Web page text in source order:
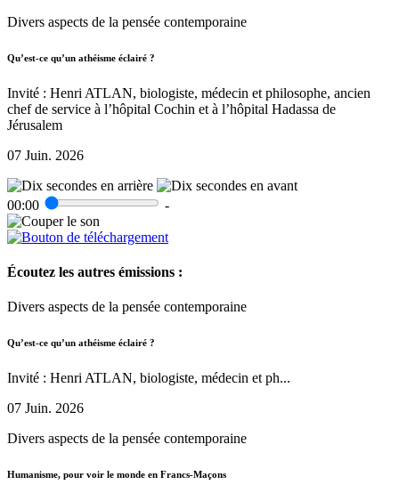
Divers aspects de la pensée contemporaine
Qu’est-ce qu’un athéisme éclairé ?
Invité : Henri ATLAN, biologiste, médecin et philosophe, ancien
chef de service à l’hôpital Cochin et à l’hôpital Hadassa de
Jérusalem
07 Juin. 2026
00:00 -
Écoutez les autres émissions :
Divers aspects de la pensée contemporaine
Qu’est-ce qu’un athéisme éclairé ?
Invité : Henri ATLAN, biologiste, médecin et ph...
07 Juin. 2026
Divers aspects de la pensée contemporaine
Humanisme, pour voir le monde en Francs-Maçons